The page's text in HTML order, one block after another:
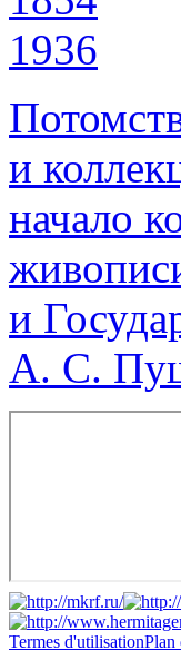
1936
и
начало
и
А. С.
Termes d'utilisationPlan